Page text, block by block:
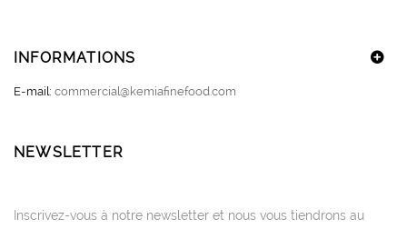
INFORMATIONS
E-mail: commercial@kemiafinefood.com
NEWSLETTER
Inscrivez-vous à notre newsletter et nous vous tiendrons au